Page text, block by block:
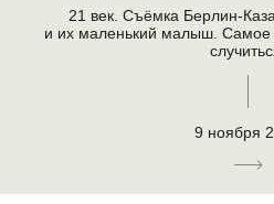
21 век. Съёмка Берлин-
и их маленький малыш. Самое
9 ноября